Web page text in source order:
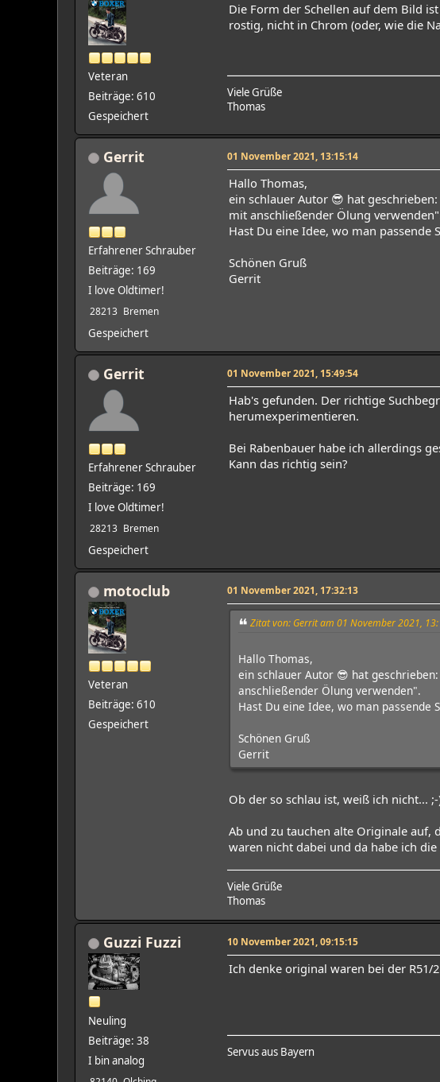
Veteran
Beiträge: 610
Gespeichert
Die Form der Schellen auf dem Bild
rostig, nicht in Chrom (oder, wie die
Viele Grüße
Thomas
Gerrit
Erfahrener Schrauber
Beiträge: 169
I love Oldtimer!
28213 Bremen
Gespeichert
01 November 2021, 13:15:14
Hallo Thomas,
ein schlauer Autor 😎 hat
mit anschließender Ölung
Hast Du eine Idee, wo man passende
Schönen Gruß
Gerrit
Gerrit
Erfahrener Schrauber
Beiträge: 169
I love Oldtimer!
28213 Bremen
Gespeichert
01 November 2021, 15:49:54
Hab's gefunden. Der richtige
herumexperimentieren.
Bei Rabenbauer habe ich allerdings
Kann das richtig sein?
motoclub
Veteran
Beiträge: 610
Gespeichert
01 November 2021, 17:32:13
Zitat von: Gerrit am 01 November 2021,
Hallo Thomas,
ein schlauer Autor 😎 hat
anschließender Ölung verwenden".
Hast Du eine Idee, wo man passende
Schönen Gruß
Gerrit
Ob der so schlau ist, weiß ich nicht...
Ab und zu tauchen alte Originale
waren nicht dabei und da habe ich
Viele Grüße
Thomas
Guzzi Fuzzi
Neuling
Beiträge: 38
I bin analog
10 November 2021, 09:15:15
Ich denke original waren bei der R51/
Servus aus Bayern